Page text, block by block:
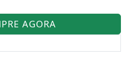
AGORA